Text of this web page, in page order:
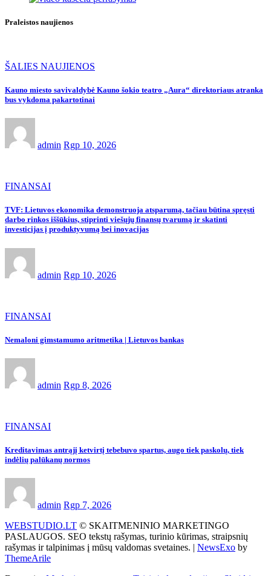
Praleistos naujienos
ŠALIES NAUJIENOS
Kauno miesto savivaldybė Kauno šokio teatro „Aura“ direktoriaus atranka
bus vykdoma pakartotinai
admin Rgp 10, 2026
FINANSAI
TVF: Lietuvos ekonomika demonstruoja atsparumą, tačiau būtina spręsti
darbo rinkos iššūkius, stiprinti viešųjų finansų tvarumą ir skatinti
investicijas į produktyvumą bei inovacijas
admin Rgp 10, 2026
FINANSAI
Nemaloni gimstamumo aritmetika | Lietuvos bankas
admin Rgp 8, 2026
FINANSAI
Kreditavimas antrąjį ketvirtį tebebuvo spartus, augo tiek paskolų, tiek
indėlių palūkanų normos
admin Rgp 7, 2026
WEBSTUDIO.LT © SKAITMENINIO MARKETINGO
PASLAUGOS. SEO tekstų rašymas, turinio kūrimas, straipsnių
rašymas ir talpinimas į mūsų valdomas svetaines. | NewsExo by
ThemeArile